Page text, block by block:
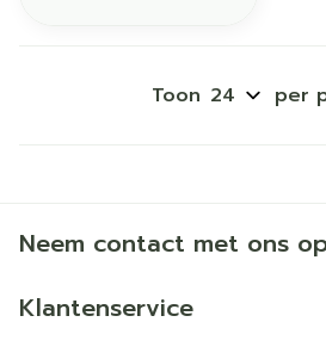
Toon per
Neem contact met ons
Klantenservice